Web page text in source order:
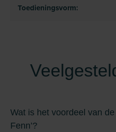
Toedieningsvorm:
Wat is het voordeel van
Fenn’?